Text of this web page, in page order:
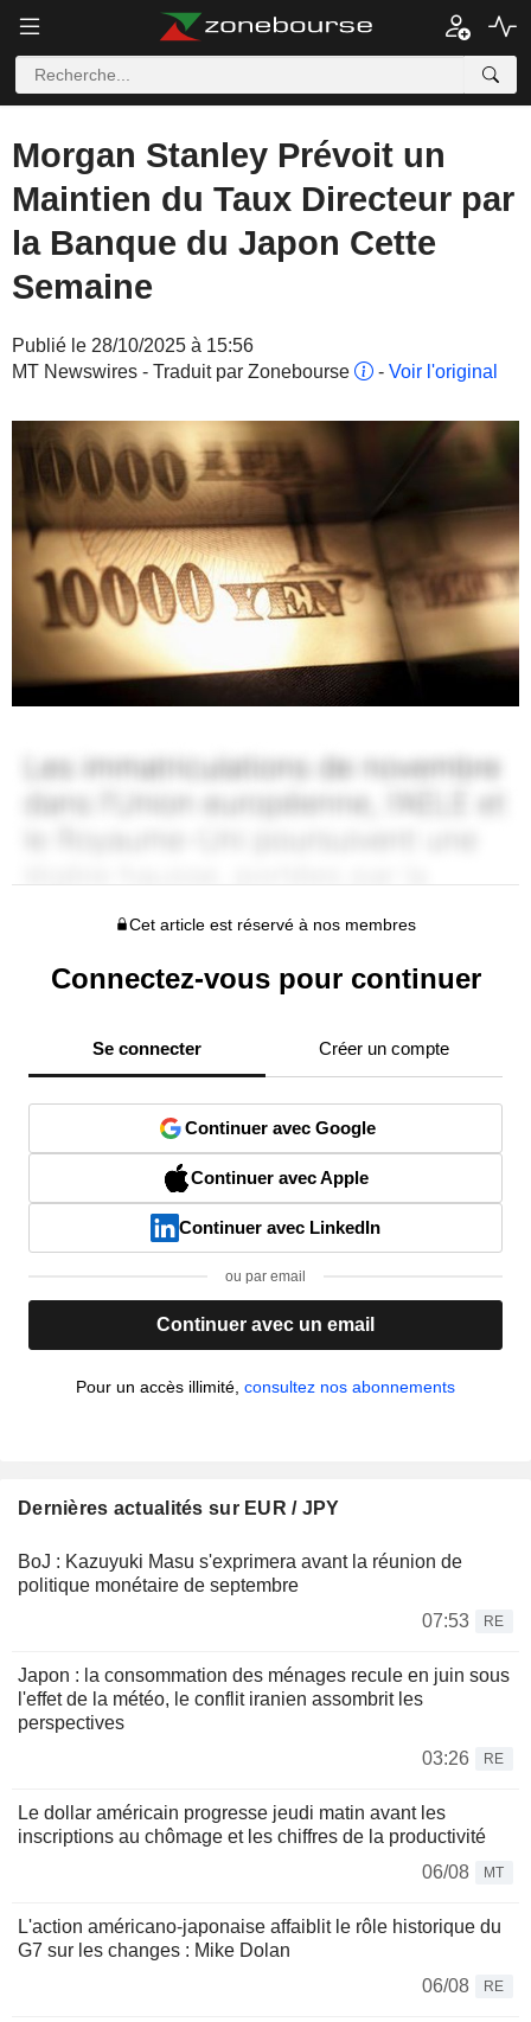
Morgan Stanley Prévoit un
Maintien du Taux Directeur par
la Banque du Japon Cette
Semaine
Publié le 28/10/2025 à 15:56
MT Newswires - Traduit par Zonebourse
- Voir l'original
Cet article est réservé à nos membres
Connectez-vous pour continuer
Se connecter Créer un compte
Continuer avec Google
Continuer avec Apple
Continuer avec LinkedIn
ou par email
Continuer avec un email
Pour un accès illimité, consultez nos abonnements
Dernières actualités sur EUR / JPY
BoJ : Kazuyuki Masu s'exprimera avant la réunion de
politique monétaire de septembre
07:53
RE
Japon : la consommation des ménages recule en juin sous
l'effet de la météo, le conflit iranien assombrit les
perspectives
03:26
RE
Le dollar américain progresse jeudi matin avant les
inscriptions au chômage et les chiffres de la productivité
06/08
MT
L'action américano-japonaise affaiblit le rôle historique du
G7 sur les changes : Mike Dolan
06/08
RE